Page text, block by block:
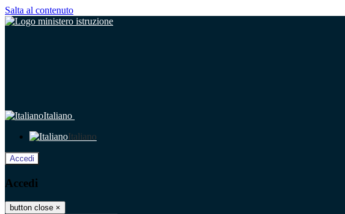
Salta al contenuto
Italiano
Italiano
Accedi
Accedi
button close ×